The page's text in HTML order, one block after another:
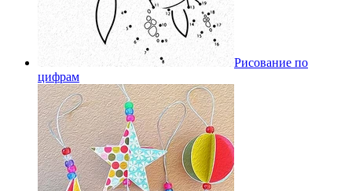
Рисование по
цифрам